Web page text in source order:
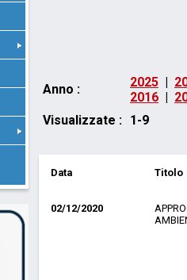
Anno : 2025 |
2016 |
Visualizzate : 1-9
Data Titolo
02/12/2020